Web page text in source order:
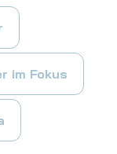
im Fokus